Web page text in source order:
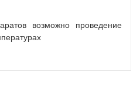
возможно проведение